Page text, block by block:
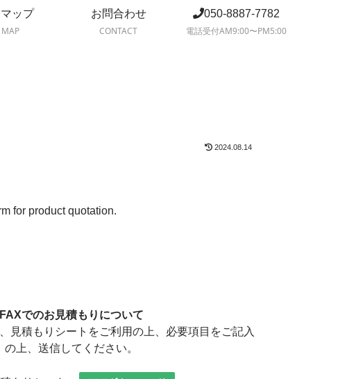
ップ
お問合わせ
CONTACT
050-8887-7782
電話受付AM9:00〜PM5:00
2024.08.14
for product quotation.
FAXでのお見積もりについて
見積もりシートをご利用の上、必要項目をご記入
の上、送信してください。